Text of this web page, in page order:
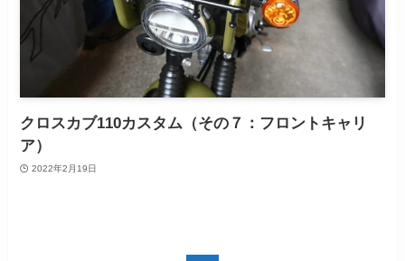
クロスカブ110カスタム（その７：フロントキャリ
ア）
2022年2月19日